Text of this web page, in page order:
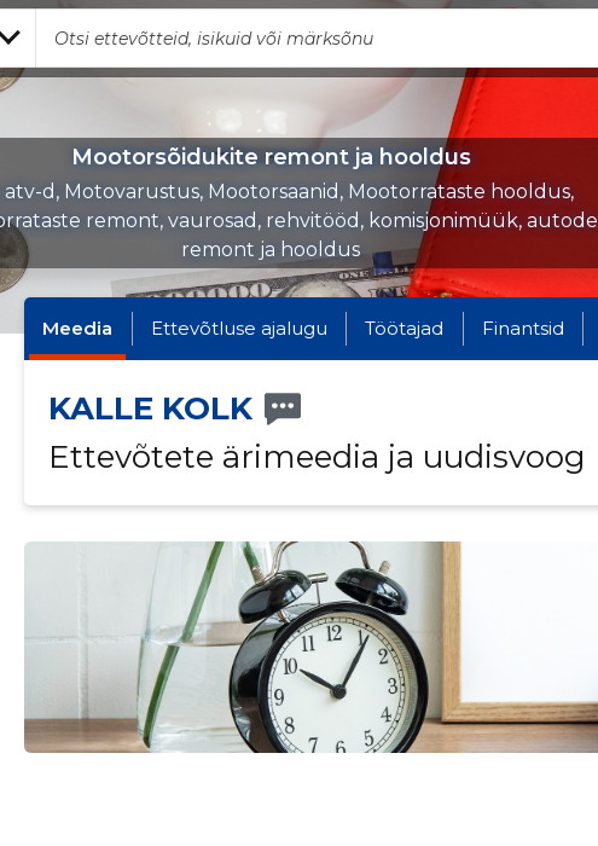
Mootorsõidukite remont ja hooldus
atv-d, Motovarustus, Mootorsaanid, Mootorrataste hooldus,
remont, vaurosad, rehvitööd, komisjonimüük, autode
remont ja hooldus
Meedia Ettevõtluse ajalugu Töötajad Finantsid
KALLE KOLK
Ettevõtete ärimeedia ja uudisvoog